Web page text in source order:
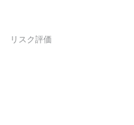
リスク評価